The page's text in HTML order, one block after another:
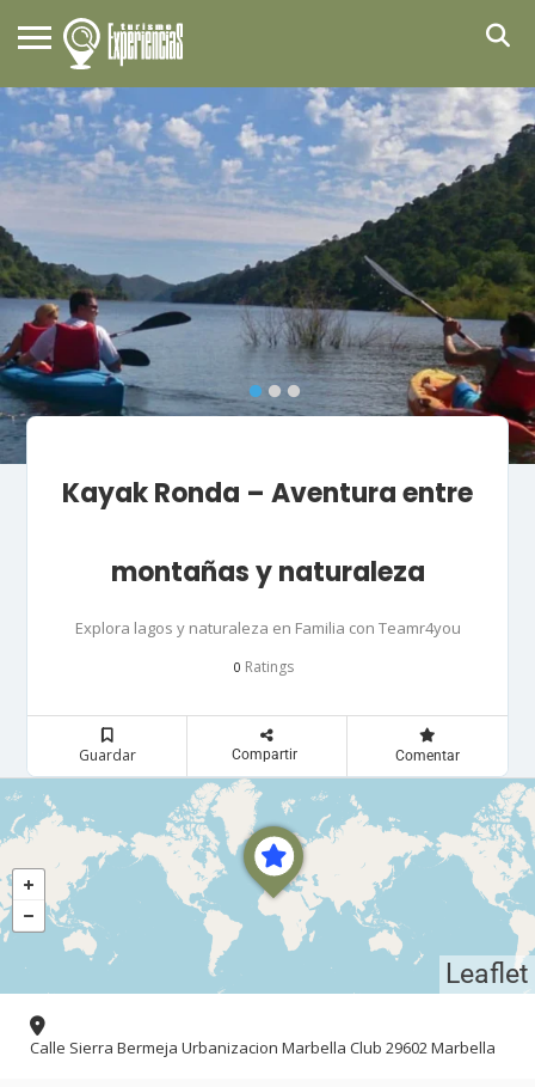
Kayak Ronda – Aventura entre
montañas y naturaleza
Explora lagos y naturaleza en Familia con Teamr4you
0 Ratings
Guardar Compartir Comentar
Leaflet
Calle Sierra Bermeja Urbanizacion Marbella Club 29602 Marbella